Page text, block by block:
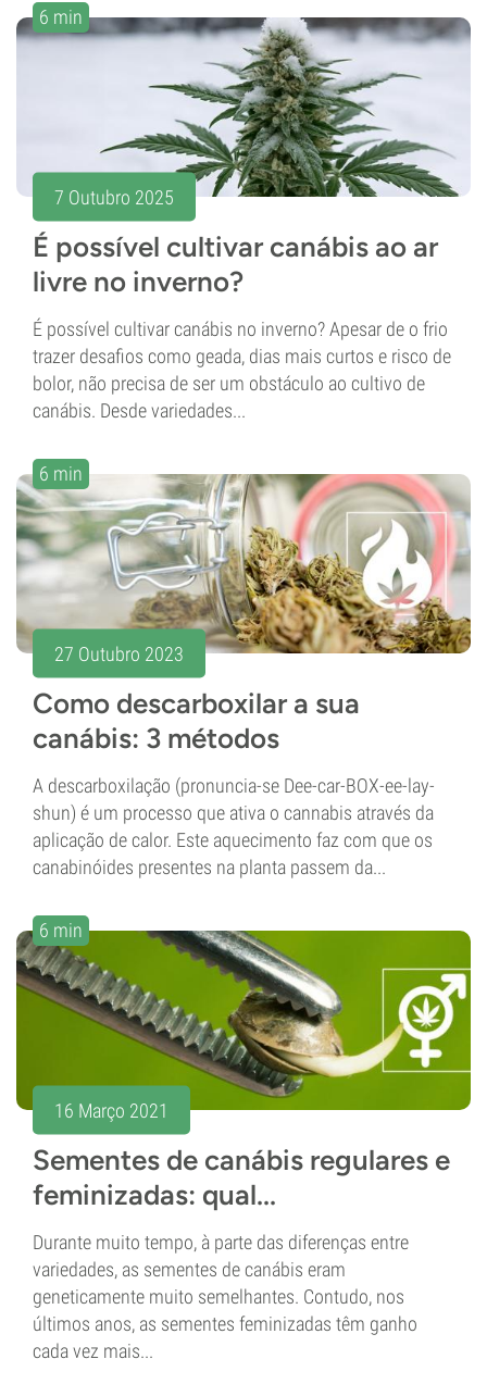
6 min
7 Outubro 2025
É possível cultivar canábis ao ar
livre no inverno?
É possível cultivar canábis no inverno? Apesar de o frio
trazer desafios como geada, dias mais curtos e risco de
bolor, não precisa de ser um obstáculo ao cultivo de
canábis. Desde variedades...
6 min
27 Outubro 2023
Como descarboxilar a sua
canábis: 3 métodos
A descarboxilação (pronuncia-se Dee-car-BOX-ee-lay-
shun) é um processo que ativa o cannabis através da
aplicação de calor. Este aquecimento faz com que os
canabinóides presentes na planta passem da...
6 min
16 Março 2021
Sementes de canábis regulares e
feminizadas: qual...
Durante muito tempo, à parte das diferenças entre
variedades, as sementes de canábis eram
geneticamente muito semelhantes. Contudo, nos
últimos anos, as sementes feminizadas têm ganho
cada vez mais...